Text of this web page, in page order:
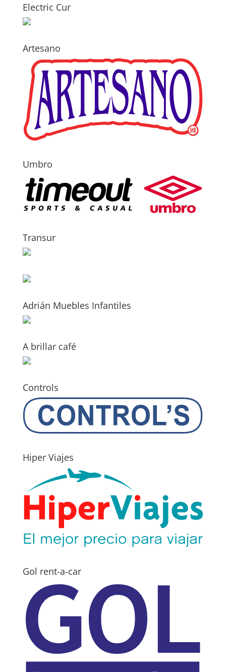
Electric Cur
Artesano
Umbro
Transur
Adrián Muebles Infantiles
A brillar café
Controls
Hiper Viajes
Gol rent-a-car